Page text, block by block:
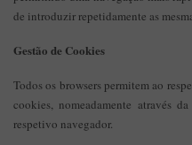
de introduzir repetidamente as
Gestão de Cookies
Todos os browsers permitem ao
cookies, nomeadamente através
respetivo navegador.